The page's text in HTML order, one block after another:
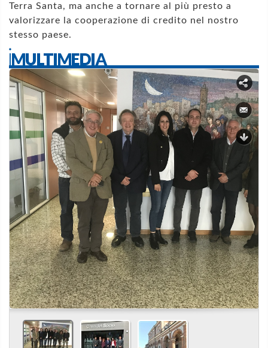
Terra Santa, ma anche a tornare al più presto a
valorizzare la cooperazione di credito nel nostro
stesso paese.
iMULTIMEDIA